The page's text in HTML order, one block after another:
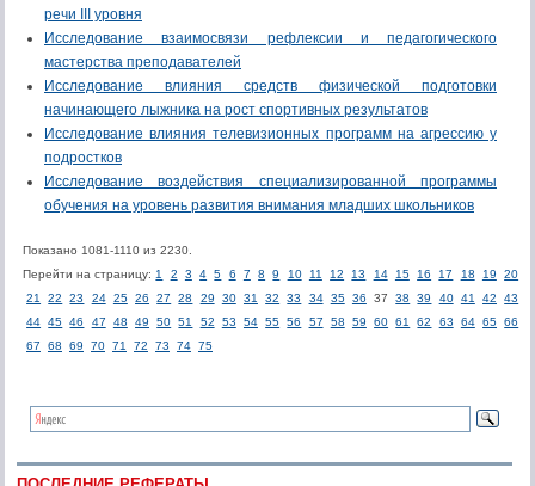
речи III уровня
Исследование взаимосвязи рефлексии и педагогического
мастерства преподавателей
Исследование влияния средств физической подготовки
начинающего лыжника на рост спортивных результатов
Исследование влияния телевизионных программ на агрессию у
подростков
Исследование воздействия специализированной программы
обучения на уровень развития внимания младших школьников
Показано 1081-1110 из 2230.
Перейти на страницу: 1 2 3 4 5 6 7 8 9 10 11 12 13 14 15 16 17 18 19
20
21
22 23 24 25 26 27 28 29 30 31 32 33 34 35 36 3738 39 40 41 42
43
44 45 46 47 48 49 50 51 52 53 54 55 56 57 58 59 60 61 62 63 64 65 66
67
68 69 70 71 72 73 74 75